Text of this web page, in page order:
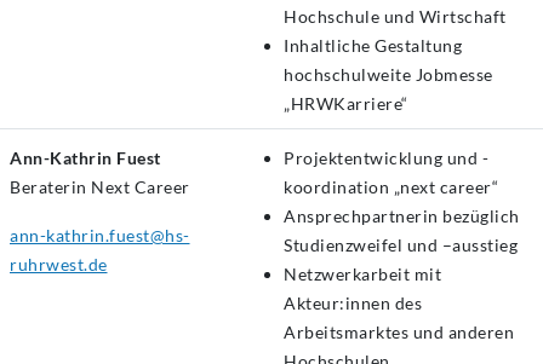
Hochschule und Wirtschaft
Inhaltliche Gestaltung
hochschulweite Jobmesse
„HRWKarriere“
Ann-Kathrin Fuest
Beraterin Next Career
ann-kathrin.fuest@hs-
ruhrwest.de
Projektentwicklung und -
koordination „next career“
Ansprechpartnerin bezüglich
Studienzweifel und –ausstieg
Netzwerkarbeit mit
Akteur:innen des
Arbeitsmarktes und anderen